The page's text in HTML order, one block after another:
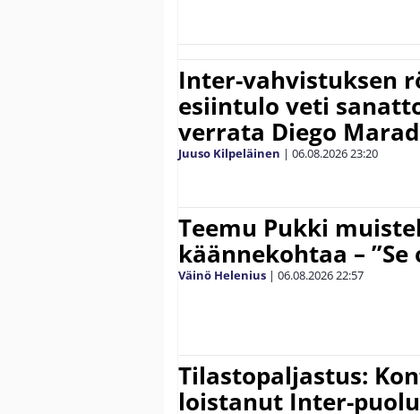
Inter-vahvistuksen
esiintulo veti
verrata Diego
Juuso Kilpeläinen | 06.08.202623:20
Teemu Pukki
käännekohtaa –
Väinö Helenius | 06.08.202622:57
Tilastopaljastus:
loistanut Inter-